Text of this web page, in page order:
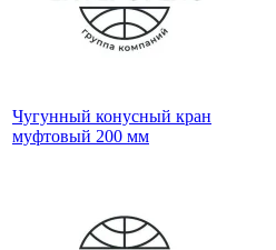
Чугунный конусный кран
муфтовый 200 мм